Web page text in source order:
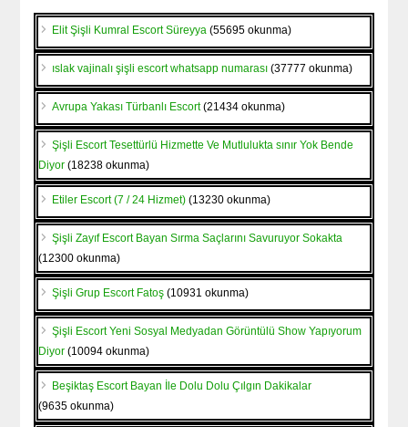
Elit Şişli Kumral Escort Süreyya (55695 okunma)
ıslak vajinalı şişli escort whatsapp numarası (37777 okunma)
Avrupa Yakası Türbanlı Escort(21434 okunma)
Şişli Escort Tesettürlü Hizmette Ve Mutlulukta sınır Yok Bende
Diyor (18238 okunma)
Etiler Escort (7 / 24 Hizmet) (13230 okunma)
Şişli Zayıf Escort Bayan Sırma Saçlarını Savuruyor Sokakta
(12300 okunma)
Şişli Grup Escort Fatoş (10931 okunma)
Şişli Escort Yeni Sosyal Medyadan Görüntülü Show Yapıyorum
Diyor (10094 okunma)
Beşiktaş Escort Bayan İle Dolu Dolu Çılgın Dakikalar
(9635 okunma)